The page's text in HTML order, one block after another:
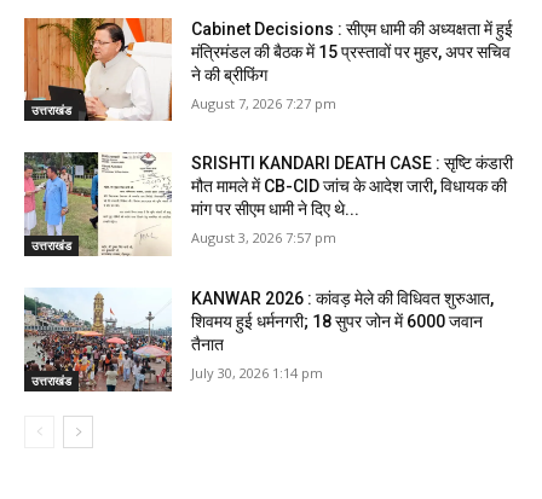
उत्तराखंड
Cabinet Decisions : सीएम धामी की अध्यक्षता में हुई
मंत्रिमंडल की बैठक में 15 प्रस्तावों पर मुहर, अपर सचिव
ने की ब्रीफिंग
August 7, 2026 7:27 pm
उत्तराखंड
SRISHTI KANDARI DEATH CASE : सृष्टि कंडारी
मौत मामले में CB-CID जांच के आदेश जारी, विधायक की
मांग पर सीएम धामी ने दिए थे...
August 3, 2026 7:57 pm
उत्तराखंड
KANWAR 2026 : कांवड़ मेले की विधिवत शुरुआत,
शिवमय हुई धर्मनगरी; 18 सुपर जोन में 6000 जवान
तैनात
July 30, 2026 1:14 pm